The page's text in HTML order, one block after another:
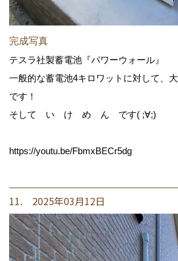
完成写真
テスラ社製蓄電池『パワーウォール』
一般的な蓄電池4キロワットに対して、
です！
そして い け め ん です( ;∀;)
https://youtu.be/FbmxBECr5dg
11. 2025年03月12日